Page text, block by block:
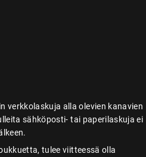
verkkolaskuja alla olevien kanavien
sähköposti- tai paperilaskuja ei
tulee viitteessä olla